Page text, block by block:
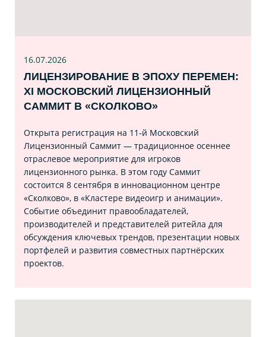
16.07.2026
ЛИЦЕНЗИРОВАНИЕ В ЭПОХУ ПЕРЕМЕН:
XI МОСКОВСКИЙ ЛИЦЕНЗИОННЫЙ
САММИТ В «СКОЛКОВО»
Открыта регистрация на 11‑й Московский
Лицензионный Саммит — традиционное осеннее
отраслевое мероприятие для игроков
лицензионного рынка. В этом году Саммит
состоится 8 сентября в инновационном центре
«Сколково», в «Кластере видеоигр и анимации».
Событие объединит правообладателей,
производителей и представителей ритейла для
обсуждения ключевых трендов, презентации новых
портфелей и развития совместных партнёрских
проектов.